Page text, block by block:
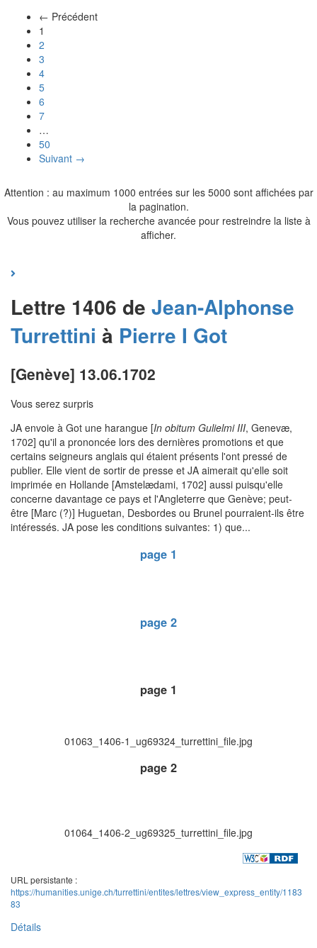
← Précédent
1
2
3
4
5
6
7
…
50
Suivant →
Attention : au maximum 1000 entrées sur les 5000 sont affichées par
la pagination.
Vous pouvez utiliser la recherche avancée pour restreindre la liste à
afficher.
Lettre 1406 de Jean-Alphonse
Turrettini à Pierre I Got
[Genève] 13.06.1702
Vous serez surpris
JA envoie à Got une harangue [In obitum Gulielmi III, Genevæ,
1702] qu'il a prononcée lors des dernières promotions et que
certains seigneurs anglais qui étaient présents l'ont pressé de
publier. Elle vient de sortir de presse et JA aimerait qu'elle soit
imprimée en Hollande [Amstelædami, 1702] aussi puisqu'elle
concerne davantage ce pays et l'Angleterre que Genève; peut-
être [Marc (?)] Huguetan, Desbordes ou Brunel pourraient-ils être
intéressés. JA pose les conditions suivantes: 1) que...
page 1
page 2
page 1
01063_1406-1_ug69324_turrettini_file.jpg
page 2
01064_1406-2_ug69325_turrettini_file.jpg
URL persistante :
https://humanities.unige.ch/turrettini/entites/lettres/view_express_entity/1183
83
Détails